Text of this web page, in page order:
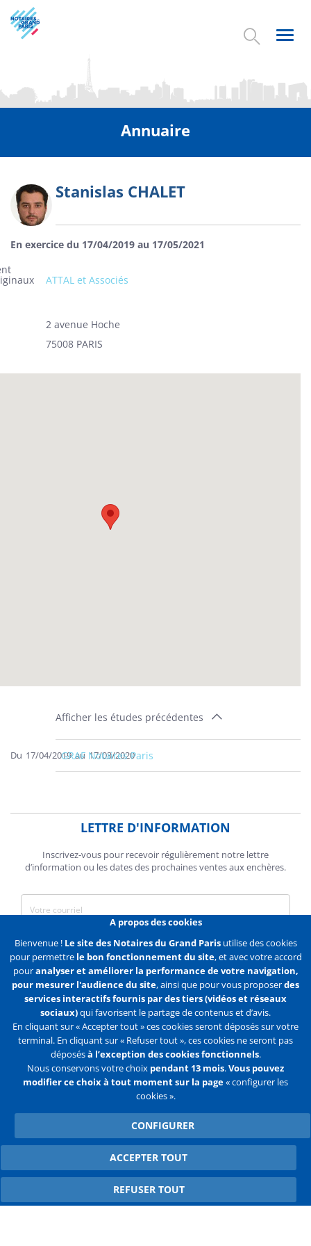
Aller
au
contenu
Annuaire
Photo Stanislas CHALET
En exercice du 17/04/2019 au 17/05/2021
ATTAL et Associés
2 avenue Hoche
75008 PARIS
Afficher les études précédentes
Du 17/04/2019 au 17/03/2020
GRAF Notaires Paris
LETTRE D'INFORMATION
Inscrivez-vous pour recevoir régulièrement notre lettre
d’information ou les dates des prochaines ventes aux enchères.
J'accepte de recevoir des communications de la Chambre des
Notaires de Paris.
En savoir plus
S'abonner
Liens Mentions légales Données personnelles
ligne
Contact Plan du site
Flux
RSS
FacebookYoutube
A propos des cookies
Bienvenue ! Le site des Notaires du Grand Parisutilise des cookies
pour permettre le bon fonctionnement du site, et avec votre accord
pouranalyser et améliorer la performance de votre navigation,
pour mesurer l'audience du site, ainsi que pour vous proposerdes
services interactifs fournis par des tiers (vidéos et réseaux
sociaux)qui favorisent le partage de contenus et d’avis.
En cliquant sur « Accepter tout » ces cookies seront déposés sur votre
terminal. En cliquant sur « Refuser tout », ces cookies ne seront pas
déposésà l’exception des cookies fonctionnels.
Nous conservons votre choix pendant 13 mois.Vous pouvez
modifier ce choix à tout moment sur la page« configurer les
cookies ».
CONFIGURER
ACCEPTER TOUT
WITHDRAW CONSENT
REFUSER TOUT